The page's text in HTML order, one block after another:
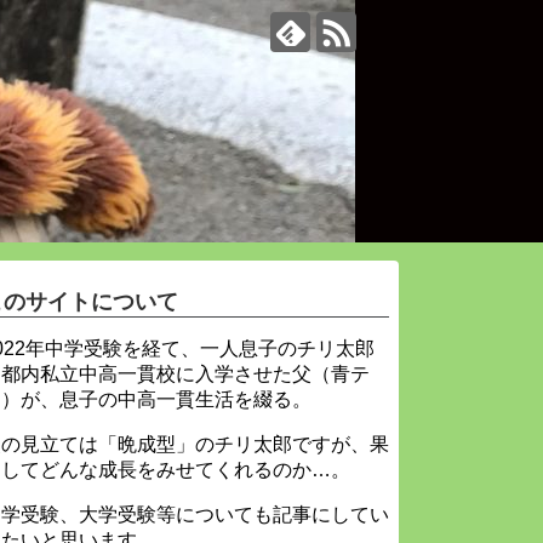
サイトについて
年中学受験を経て、一人息子のチリ太郎
内私立中高一貫校に入学させた父（青テ
が、息子の中高一貫生活を綴る。
見立ては「晩成型」のチリ太郎ですが、果
てどんな成長をみせてくれるのか…。
受験、大学受験等についても記事にしてい